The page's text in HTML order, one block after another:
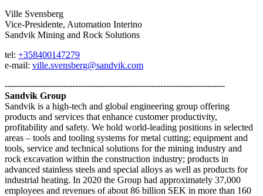
Ville Svensberg
Vice-Presidente, Automation Interino
Sandvik Mining and Rock Solutions
tel: +358400147279
e-mail: ville.svensberg@sandvik.com
---------------------------------------------------------------------------
Sandvik Group
Sandvik is a high-tech and global engineering group offering
products and services that enhance customer productivity,
profitability and safety. We hold world-leading positions in selected
areas – tools and tooling systems for metal cutting; equipment and
tools, service and technical solutions for the mining industry and
rock excavation within the construction industry; products in
advanced stainless steels and special alloys as well as products for
industrial heating. In 2020 the Group had approximately 37,000
employees and revenues of about 86 billion SEK in more than 160